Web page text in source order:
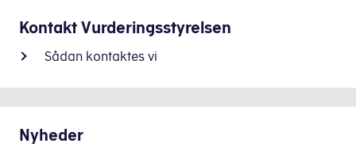
Kontakt Vurderingsstyrelsen
Sådan kontaktes vi
Nyheder